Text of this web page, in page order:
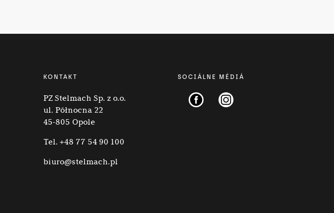
KONTAKT
PZ Stelmach Sp. z o.o.
ul. Północna 22
45-805 Opole
Tel. +48 77 54 90 100
biuro@stelmach.pl
SOCIÁLNE MÉDIÁ